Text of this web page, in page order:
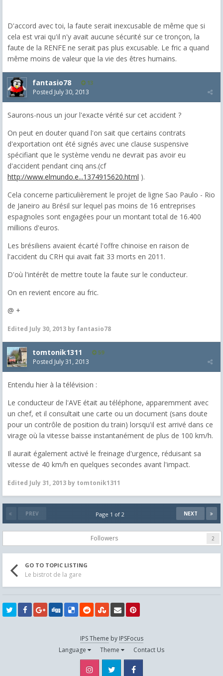
D'accord avec toi, la faute serait inexcusable de même que si
cela est vrai qu'il n'y avait aucune sécurité sur ce tronçon, la
faute de la RENFE ne serait pas plus excusable. Le fric a quand
même moins de valeur que la vie des êtres humains.
fantasio78 13
Posted July 30, 2013
Saurons-nous un jour l'exacte vérité sur cet accident ?
On peut en douter quand l'on sait que certains contrats
d'exportation ont été signés avec une clause suspensive
spécifiant que le système vendu ne devrait pas avoir eu
d'accident pendant cinq ans.(cf
http://www.elmundo.e...1374915620.html ).
Cela concerne particulièrement le projet de ligne Sao Paulo - Rio
de Janeiro au Brésil sur lequel pas moins de 16 entreprises
espagnoles sont engagées pour un montant total de 16.400
millions d'euros.
Les brésiliens avaient écarté l'offre chinoise en raison de
l'accident du CRH qui avait fait 33 morts en 2011.
D'où l'intérêt de mettre toute la faute sur le conducteur.
On en revient encore au fric.
@ +
Edited July 30, 2013 by fantasio78
tomtonik1311 59
Posted July 31, 2013
Entendu hier à la télévision :
Le conducteur de l'AVE était au téléphone, apparemment avec
un chef, et il consultait une carte ou un document (sans doute
pour un contrôle de position du train) lorsqu'il est arrivé dans ce
virage où la vitesse baisse instantanément de plus de 100 km/h.
Il aurait également activé le freinage d'urgence, réduisant sa
vitesse de 40 km/h en quelques secondes avant l'impact.
Edited July 31, 2013 by tomtonik1311
PREV NEXT
Page 1 of 2
Followers 2
GO TO TOPIC LISTING
Le bistrot de la gare
IPS Theme by IPSFocus
Language
Theme Contact Us
Instagram Twitter